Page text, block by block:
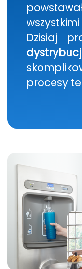
Dzisiaj
procesy